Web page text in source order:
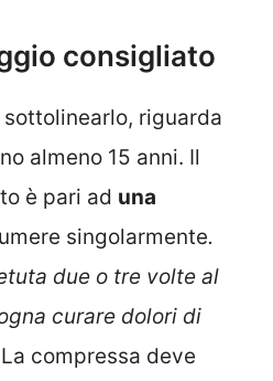
consigliato
sottolinearlo, riguarda
almeno 15 anni. Il
è pari ad una
singolarmente.
due o tre volte al
curare dolori di
La compressa deve